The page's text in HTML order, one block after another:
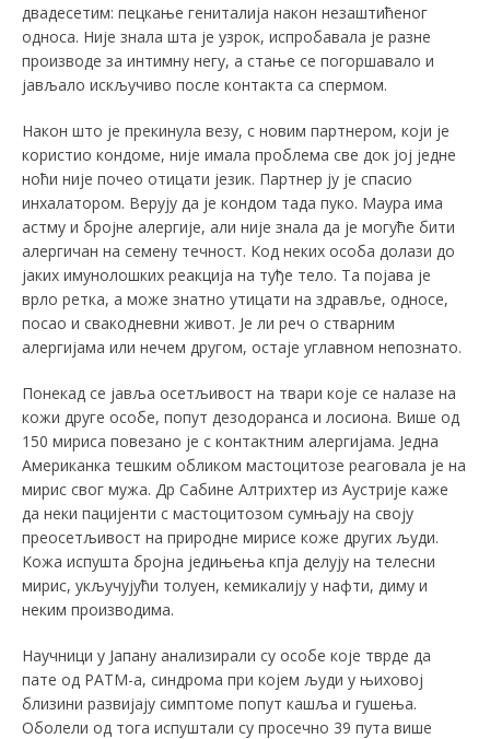
двадесетим: пецкање гениталија након незаштићеног
односа. Није знала шта је узрок, испробавала је разне
производе за интимну негу, а стање се погоршавало и
јављало искључиво после контакта са спермом.
Након што је прекинула везу, с новим партнером, који је
користио кондоме, није имала проблема све док јој једне
ноћи није почео отицати језик. Партнер ју је спасио
инхалатором. Верују да је кондом тада пуко. Маура има
астму и бројне алергије, али није знала да је могуће бити
алергичан на семену течност. Kод неких особа долази до
јаких имунолошких реакција на туђе тело. Та појава је
врло ретка, а може знатно утицати на здравље, односе,
посао и свакодневни живот. Је ли реч о стварним
алергијама или нечем другом, остаје углавном непознато.
Понекад се јавља осетљивост на твари које се налазе на
кожи друге особе, попут дезодоранса и лосиона. Више од
150 мириса повезано је с контактним алергијама. Једна
Американка тешким обликом мастоцитозе реаговала је на
мирис свог мужа. Др Сабине Алтрихтер из Аустрије каже
да неки пацијенти с мастоцитозом сумњају на своју
преосетљивост на природне мирисе коже других људи.
Kожа испушта бројна једињења кпја делују на телесни
мирис, укључујући толуен, кемикалију у нафти, диму и
неким производима.
Научници у Јапану анализирали су особе које тврде да
пате од PATM-а, синдрома при којем људи у њиховој
близини развијају симптоме попут кашља и гушења.
Оболели од тога испуштали су просечно 39 пута више